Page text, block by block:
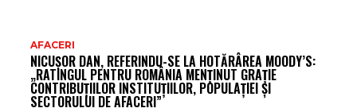
AFACERI
NICUȘOR DAN, REFERINDU-SE LA HOTĂRÂREA MOODY’S:
„RATINGUL PENTRU ROMÂNIA MENȚINUT GRAȚIE
CONTRIBUȚIILOR INSTITUȚIILOR, POPULAȚIEI ȘI
SECTORULUI DE AFACERI”